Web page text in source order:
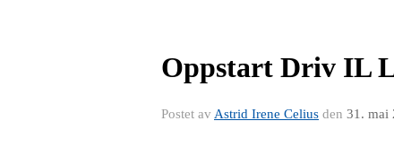
Oppstart Driv IL
Postet av Astrid Irene Celius den 31. mai